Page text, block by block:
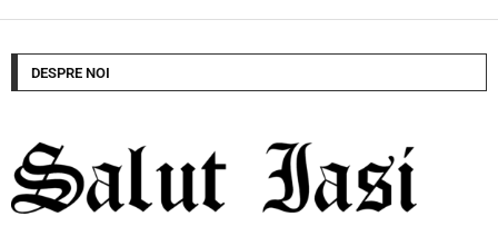
DESPRE NOI